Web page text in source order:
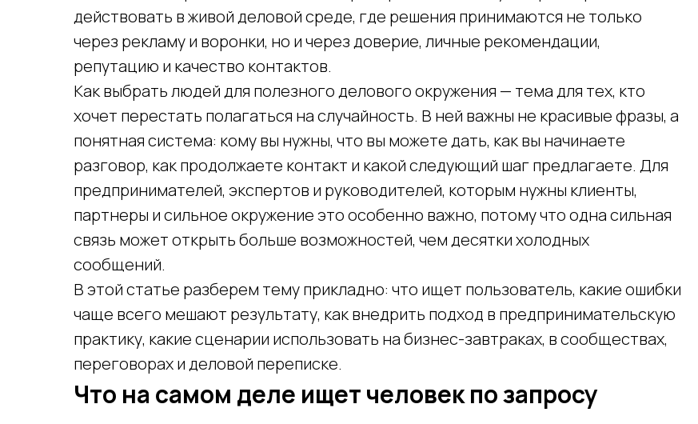
действовать в живой деловой среде, где решения принимаются не только
через рекламу и воронки, но и через доверие, личные рекомендации,
репутацию и качество контактов.
Как выбрать людей для полезного делового окружения — тема для тех, кто
хочет перестать полагаться на случайность. В ней важны не красивые фразы, а
понятная система: кому вы нужны, что вы можете дать, как вы начинаете
разговор, как продолжаете контакт и какой следующий шаг предлагаете. Для
предпринимателей, экспертов и руководителей, которым нужны клиенты,
партнеры и сильное окружение это особенно важно, потому что одна сильная
связь может открыть больше возможностей, чем десятки холодных
сообщений.
В этой статье разберем тему прикладно: что ищет пользователь, какие ошибки
чаще всего мешают результату, как внедрить подход в предпринимательскую
практику, какие сценарии использовать на бизнес-завтраках, в сообществах,
переговорах и деловой переписке.
Что на самом деле ищет человек по запросу